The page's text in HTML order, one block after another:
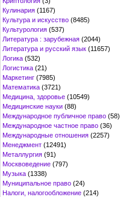
Кулинария (1167)
Культура и искусство (8485)
Культурология (537)
Литература : зарубежная (2044)
Литература и русский язык (11657)
Логика (532)
Логистика (21)
Маркетинг (7985)
Математика (3721)
Медицина, здоровье (10549)
Медицинские науки (88)
Международное публичное право (58)
Международное частное право (36)
Международные отношения (2257)
Менеджмент (12491)
Металлургия (91)
Москвоведение (797)
Музыка (1338)
Муниципальное право (24)
Налоги, налогообложение (214)